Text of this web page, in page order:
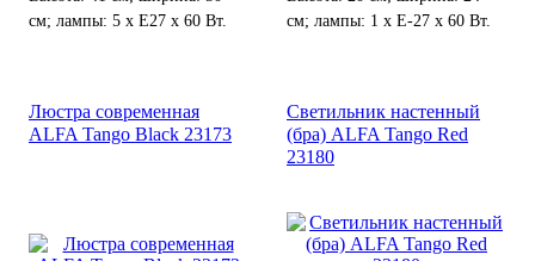
см; лампы: 5 х Е27 х 60 Вт.
см; лампы: 1 х Е-27 х 60 Вт.
Люстра современная
ALFA Tango Black 23173
Светильник настенный
(бра) ALFA Tango Red
23180